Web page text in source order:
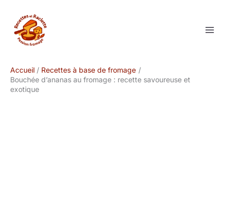
contenu
Accueil
Recettes à base de fromage
Bouchée d’ananas au fromage : recette savoureuse et
exotique